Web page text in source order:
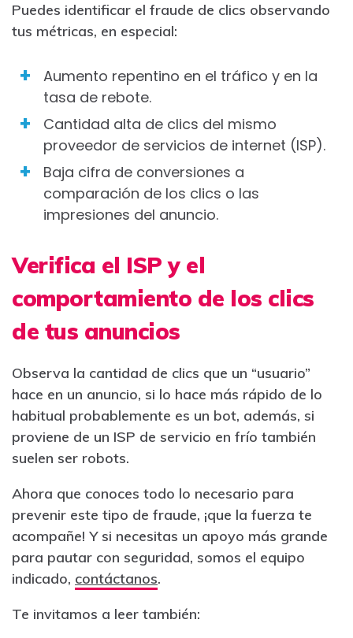
Puedes identificar el fraude de clics observando
tus métricas, en especial:
Aumento repentino en el tráfico y en la
tasa de rebote.
Cantidad alta de clics del mismo
proveedor de servicios de internet (ISP).
Baja cifra de conversiones a
comparación de los clics o las
impresiones del anuncio.
Verifica el ISP y el
comportamiento de los clics
de tus anuncios
Observa la cantidad de clics que un “usuario”
hace en un anuncio, si lo hace más rápido de lo
habitual probablemente es un bot, además, si
proviene de un ISP de servicio en frío también
suelen ser robots.
Ahora que conoces todo lo necesario para
prevenir este tipo de fraude, ¡que la fuerza te
acompañe! Y si necesitas un apoyo más grande
para pautar con seguridad, somos el equipo
indicado, contáctanos.
Te invitamos a leer también: